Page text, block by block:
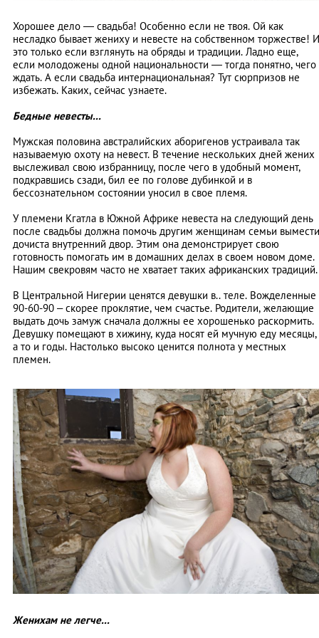
Хорошее дело — свадьба! Особенно если не твоя. Ой как
несладко бывает жениху и невесте на собственном торжестве! И
это только если взглянуть на обряды и традиции. Ладно еще,
если молодожены одной национальности — тогда понятно, чего
ждать. А если свадьба интернациональная? Тут сюрпризов не
избежать. Каких, сейчас узнаете.
Бедные невесты...
Мужская половина австралийских аборигенов устраивала так
называемую охоту на невест. В течение нескольких дней жених
выслеживал свою избранницу, после чего в удобный момент,
подкравшись сзади, бил ее по голове дубинкой и в
бессознательном состоянии уносил в свое племя.
У племени Кгатла в Южной Африке невеста на следующий день
после свадьбы должна помочь другим женщинам семьи вымести
дочиста внутренний двор. Этим она демонстрирует свою
готовность помогать им в домашних делах в своем новом доме.
Нашим свекровям часто не хватает таких африканских традиций.
В Центральной Нигерии ценятся девушки в.. теле. Вожделенные
90-60-90 – скорее проклятие, чем счастье. Родители, желающие
выдать дочь замуж сначала должны ее хорошенько раскормить.
Девушку помещают в хижину, куда носят ей мучную еду месяцы,
а то и годы. Настолько высоко ценится полнота у местных
племен.
Женихам не легче...